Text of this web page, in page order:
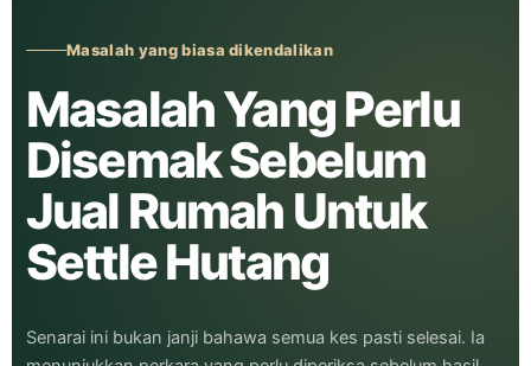
Masalah yang biasa dikendalikan
Masalah Yang Perlu
Disemak Sebelum
Jual Rumah Untuk
Settle Hutang
Senarai ini bukan janji bahawa semua kes pasti selesai. Ia